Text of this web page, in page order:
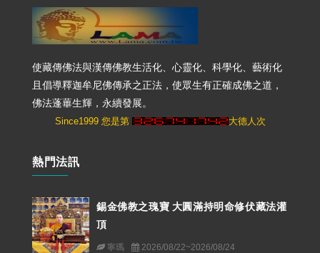
使藏傳佛法與漢傳佛教生活化、心靈化、科學化、藝術化
且倡導釋迦牟尼佛傳承之正法，使眾生有正確成佛之道，
佛法蓬蓽生輝，永續發展。
Since1999 您是第 大德人次
熱門法訊
錫金佛教之瑰寶 大圓滿持明命修伏藏法灌
頂
寧瑪 2026/08/22~2026/08/24